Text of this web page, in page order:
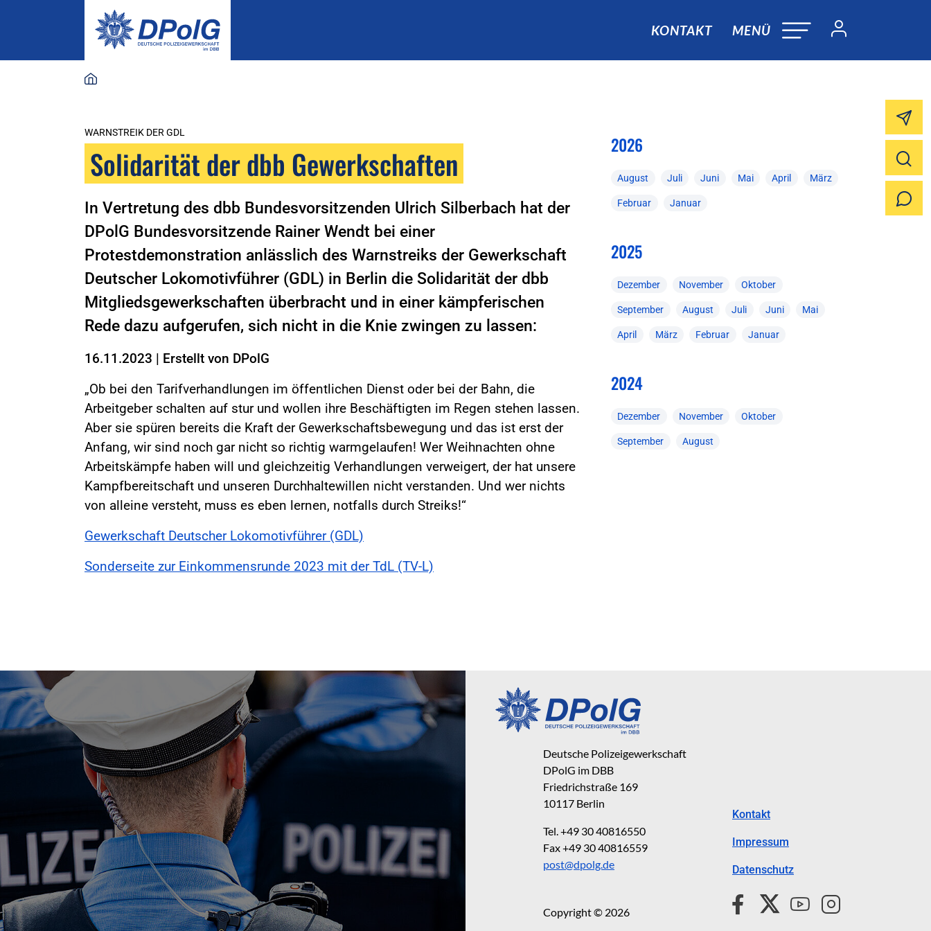
KONTAKT MENÜ
WARNSTREIK DER GDL
Solidarität der dbb Gewerkschaften
In Vertretung des dbb Bundesvorsitzenden Ulrich Silberbach hat der
DPolG Bundesvorsitzende Rainer Wendt bei einer
Protestdemonstration anlässlich des Warnstreiks der Gewerkschaft
Deutscher Lokomotivführer (GDL) in Berlin die Solidarität der dbb
Mitgliedsgewerkschaften überbracht und in einer kämpferischen
Rede dazu aufgerufen, sich nicht in die Knie zwingen zu lassen:
16.11.2023 | Erstellt von DPolG
„Ob bei den Tarifverhandlungen im öffentlichen Dienst oder bei der Bahn, die
Arbeitgeber schalten auf stur und wollen ihre Beschäftigten im Regen stehen lassen.
Aber sie spüren bereits die Kraft der Gewerkschaftsbewegung und das ist erst der
Anfang, wir sind noch gar nicht so richtig warmgelaufen! Wer Weihnachten ohne
Arbeitskämpfe haben will und gleichzeitig Verhandlungen verweigert, der hat unsere
Kampfbereitschaft und unseren Durchhaltewillen nicht verstanden. Und wer nichts
von alleine versteht, muss es eben lernen, notfalls durch Streiks!“
Gewerkschaft Deutscher Lokomotivführer (GDL)
Sonderseite zur Einkommensrunde 2023 mit der TdL (TV-L)
2026
August Juli Juni Mai April März
Februar Januar
2025
Dezember November Oktober
September August Juli Juni Mai
April März Februar Januar
2024
Dezember November Oktober
September August
Deutsche Polizeigewerkschaft
DPolG im DBB
Friedrichstraße 169
10117 Berlin
Tel. +49 30 40816550
Fax +49 30 40816559
post@dpolg.de
Kontakt
Impressum
Datenschutz
Copyright © 2026